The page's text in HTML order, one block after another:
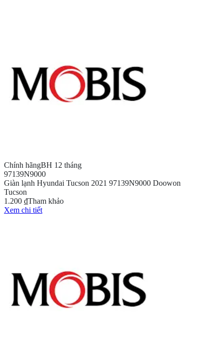
Chính hãngBH 12 tháng
97139N9000
Giàn lạnh Hyundai Tucson 2021 97139N9000 Doowon
Tucson
1.200 ₫Tham khảo
Xem chi tiết